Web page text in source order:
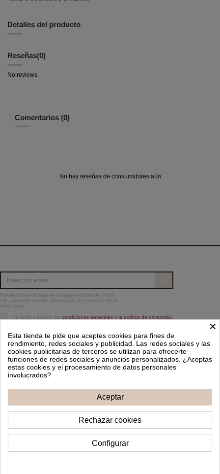
Detalles del producto
Reseñas(0)
No reviews
Comentarios (0)
No hay reseñas de consumidores aún
Puede darse de baja en cualquier momento. Para
ello, consulte nuestra información de contacto en el
aviso legal.
He leído y acepto las condiciones generales y la política de privacidad.
Contacto
Síguenos
×
Esta tienda te pide que aceptes cookies para fines de
rendimiento, redes sociales y publicidad. Las redes sociales y las
cookies publicitarias de terceros se utilizan para ofrecerte
funciones de redes sociales y anuncios personalizados. ¿Aceptas
estas cookies y el procesamiento de datos personales
involucrados?
Aceptar
Rechazar cookies
Configurar